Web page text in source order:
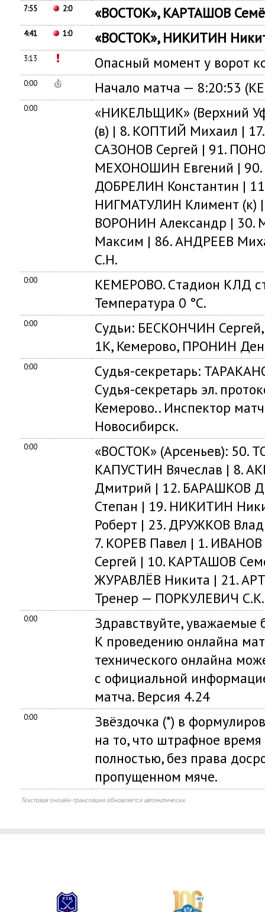
7:55 2:0 «ВОСТОК», КАРТАШОВ
4:41 1:0 «ВОСТОК», НИКИТИН
3:13 Опасный момент у ворот
0:00 Начало матча — 8:20:53
0:00
«НИКЕЛЬЩИК» (Верхний
(в) | 8. КОПТИЙ Михаил |
САЗОНОВ Сергей | 91.
МЕХОНОШИН Евгений |
ДОБРЕЛИН Константин |
НИГМАТУЛИН Климент (к)
ВОРОНИН Александр |
Максим | 86. АНДРЕЕВ
С.Н.
0:00
КЕМЕРОВО. Cтадион КЛД
Температура 0 °C.
0:00
Судьи: БЕСКОНЧИН
1К, Кемерово, ПРОНИН
0:00
Судья-секретарь:
Судья-секретарь эл.
Кемерово.. Инспектор
Новосибирск.
0:00
«ВОСТОК» (Арсеньев): 50.
КАПУСТИН Вячеслав | 8.
Дмитрий | 12. БАРАШКОВ
Степан | 19. НИКИТИН
Роберт | 23. ДРУЖКОВ
7. КОРЕВ Павел | 1.
Сергей | 10. КАРТАШОВ
ЖУРАВЛЁВ Никита | 21.
Тренер — ПОРКУЛЕВИЧ С.К.
0:00
Здравствуйте, уважаемые
К проведению онлайна
технического онлайна
с официальной
матча. Версия 4.24
0:00
Звёздочка (*) в
на то, что штрафное
полностью, без права
пропущенном мяче.
Текстовая онлайн-трансляция обновляется автоматически.